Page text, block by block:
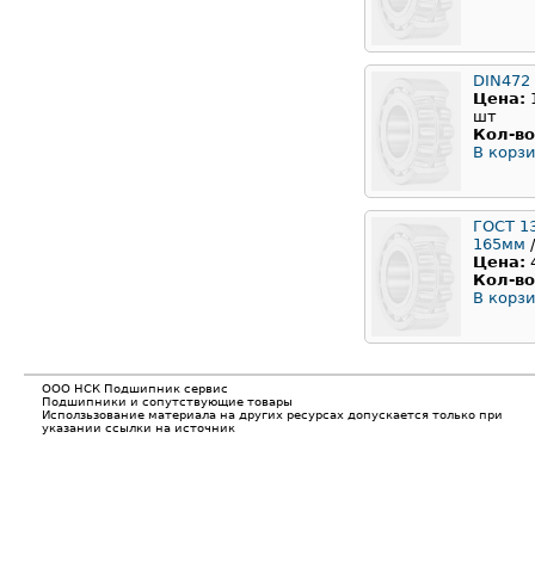
Цена:
шт
Кол-
В
ГОСТ
165мм /
Цена:
Кол-
В
ООО НСК Подшипник сервис
Подшипники и сопутствующие товары
Исползьзование материала на других ресурсах допускается только при
указании ссылки на источник